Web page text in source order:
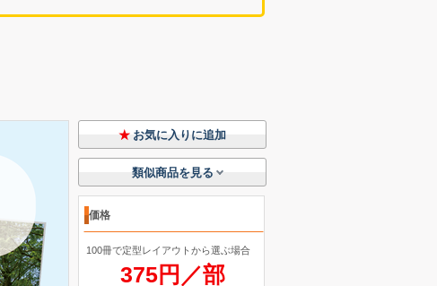
お気に入りに追加
類似商品を見る
価格
100冊で定型レイアウトから選ぶ場合
375円／部